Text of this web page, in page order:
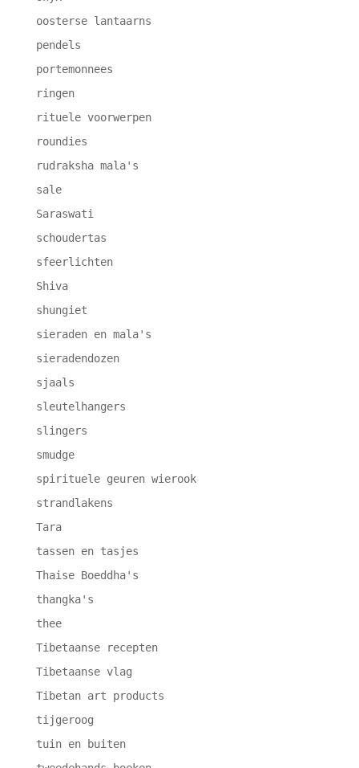
oosterse lantaarns
pendels
portemonnees
ringen
rituele voorwerpen
roundies
rudraksha mala's
sale
Saraswati
schoudertas
sfeerlichten
Shiva
shungiet
sieraden en mala's
sieradendozen
sjaals
sleutelhangers
slingers
smudge
spirituele geuren wierook
strandlakens
Tara
tassen en tasjes
Thaise Boeddha's
thangka's
thee
Tibetaanse recepten
Tibetaanse vlag
Tibetan art products
tijgeroog
tuin en buiten